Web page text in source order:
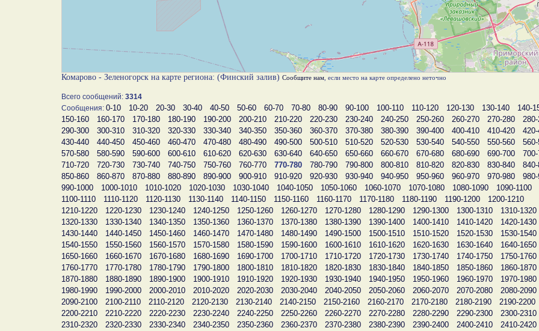
Комарово - Зеленогорск на карте региона: (Финский залив) Сообщите нам , если место на карте определено неточно
Всего сообщений: 3314
Сообщения: 0-10 10-20 20-30 30-40 40-50 50-60 60-70 70-80 80-90 90-100 100-110 110-120 120-130 130-140
140-
150-160
160-170 170-180 180-190 190-200 200-210 210-220 220-230 230-240 240-250 250-260 260-270 270-280
290-300
300-310 310-320 320-330 330-340 340-350 350-360 360-370 370-380 380-390 390-400 400-410 410-420
430-440
440-450 450-460 460-470 470-480 480-490 490-500 500-510 510-520 520-530 530-540 540-550 550-560
570-580
580-590 590-600 600-610 610-620 620-630 630-640 640-650 650-660 660-670 670-680 680-690 690-700
710-720
720-730 730-740 740-750 750-760 760-770 770-780 780-790 790-800 800-810 810-820 820-830 830-840
850-860
860-870 870-880 880-890 890-900 900-910 910-920 920-930 930-940 940-950 950-960 960-970 970-980
990-1000
1000-1010 1010-1020 1020-1030 1030-1040 1040-1050 1050-1060 1060-1070 1070-1080 1080-1090
1090-1100
1100-1110
1110-1120 1120-1130 1130-1140 1140-1150 1150-1160 1160-1170 1170-1180 1180-1190 1190-1200
1200-1210
1210-1220
1220-1230 1230-1240 1240-1250 1250-1260 1260-1270 1270-1280 1280-1290 1290-1300 1300-1310
1310-1320
1320-1330
1330-1340 1340-1350 1350-1360 1360-1370 1370-1380 1380-1390 1390-1400 1400-1410 1410-1420
1420-1430
1430-1440
1440-1450 1450-1460 1460-1470 1470-1480 1480-1490 1490-1500 1500-1510 1510-1520 1520-1530
1530-1540
1540-1550
1550-1560 1560-1570 1570-1580 1580-1590 1590-1600 1600-1610 1610-1620 1620-1630 1630-1640
1640-1650
1650-1660
1660-1670 1670-1680 1680-1690 1690-1700 1700-1710 1710-1720 1720-1730 1730-1740 1740-1750
1750-1760
1760-1770
1770-1780 1780-1790 1790-1800 1800-1810 1810-1820 1820-1830 1830-1840 1840-1850 1850-1860
1860-1870
1870-1880
1880-1890 1890-1900 1900-1910 1910-1920 1920-1930 1930-1940 1940-1950 1950-1960 1960-1970
1970-1980
1980-1990
1990-2000 2000-2010 2010-2020 2020-2030 2030-2040 2040-2050 2050-2060 2060-2070 2070-2080
2080-2090
2090-2100
2100-2110 2110-2120 2120-2130 2130-2140 2140-2150 2150-2160 2160-2170 2170-2180 2180-2190
2190-2200
2200-2210
2210-2220 2220-2230 2230-2240 2240-2250 2250-2260 2260-2270 2270-2280 2280-2290 2290-2300
2300-2310
2310-2320
2320-2330 2330-2340 2340-2350 2350-2360 2360-2370 2370-2380 2380-2390 2390-2400 2400-2410
2410-2420